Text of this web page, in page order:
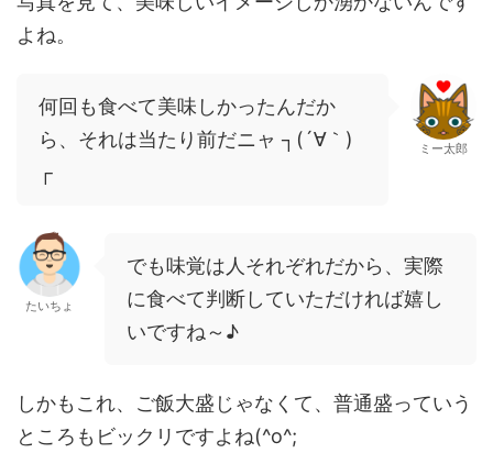
よね。
何回も食べて美味しかったんだか
ら、それは当たり前だニャ ┐(´∀｀)
┌
ミー太郎
たいちょ
でも味覚は人それぞれだから、実際
に食べて判断していただければ嬉し
いですね～♪
しかもこれ、ご飯大盛じゃなくて、普通盛っていう
ところもビックリですよね(^o^;